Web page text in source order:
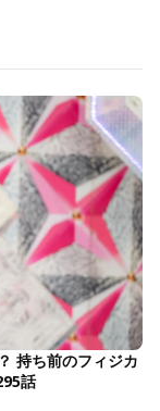
持ち前のフィジカ
話